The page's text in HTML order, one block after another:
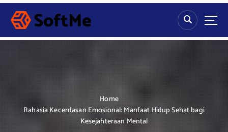
S
p
Home
Rahasia Kecerdasan Emosional: Manfaat Hidup Sehat bagi
Kesejahteraan Mental